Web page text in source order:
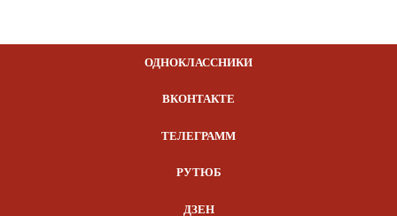
ОДНОКЛАССНИКИ
ВКОНТАКТЕ
ТЕЛЕГРАММ
РУТЮБ
ДЗЕН